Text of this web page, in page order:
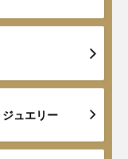
ジュエリー